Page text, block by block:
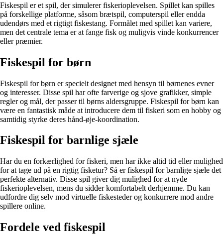
Fiskespil er et spil, der simulerer fiskerioplevelsen. Spillet kan spilles
på forskellige platforme, såsom brætspil, computerspil eller endda
udendørs med et rigtigt fiskestang. Formålet med spillet kan variere,
men det centrale tema er at fange fisk og muligvis vinde konkurrencer
eller præmier.
Fiskespil for børn
Fiskespil for børn er specielt designet med hensyn til børnenes evner
og interesser. Disse spil har ofte farverige og sjove grafikker, simple
regler og mål, der passer til børns aldersgruppe. Fiskespil for børn kan
være en fantastisk måde at introducere dem til fiskeri som en hobby og
samtidig styrke deres hånd-øje-koordination.
Fiskespil for barnlige sjæle
Har du en forkærlighed for fiskeri, men har ikke altid tid eller mulighed
for at tage ud på en rigtig fisketur? Så er fiskespil for barnlige sjæle det
perfekte alternativ. Disse spil giver dig mulighed for at nyde
fiskerioplevelsen, mens du sidder komfortabelt derhjemme. Du kan
udfordre dig selv mod virtuelle fiskesteder og konkurrere mod andre
spillere online.
Fordele ved fiskespil